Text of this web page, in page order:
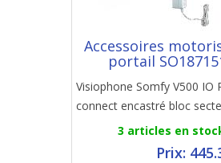
Accessoires
portail
Visiophone Somfy V500 IO
connect encastré bloc
3 articles en
Prix: